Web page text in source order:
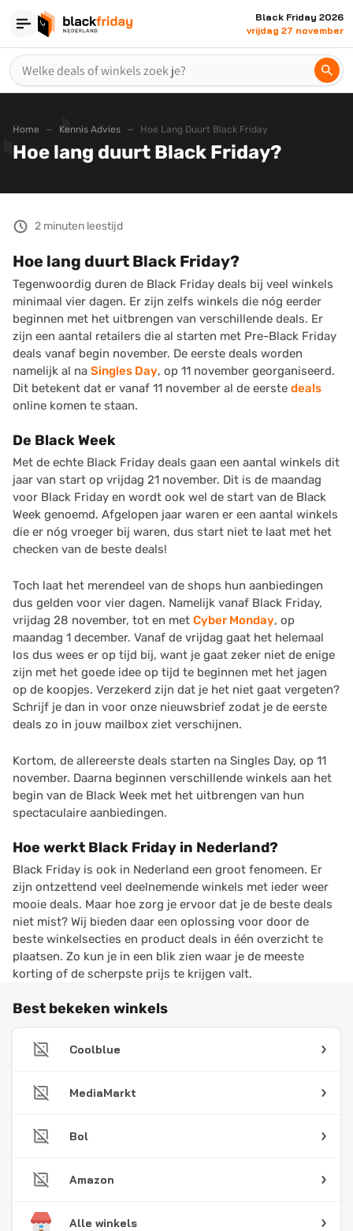
Black Friday 2026
vrijdag 27 november
Home Kennis Advies Hoe Lang Duurt Black Friday
Hoe lang duurt Black Friday?
2 minuten leestijd
Hoe lang duurt Black Friday?
Tegenwoordig duren de Black Friday deals bij veel winkels
minimaal vier dagen. Er zijn zelfs winkels die nóg eerder
beginnen met het uitbrengen van verschillende deals. Er
zijn een aantal retailers die al starten met Pre-Black Friday
deals vanaf begin november. De eerste deals worden
namelijk al na Singles Day, op 11 november georganiseerd.
Dit betekent dat er vanaf 11 november al de eerste deals
online komen te staan.
De Black Week
Met de echte Black Friday deals gaan een aantal winkels dit
jaar van start op vrijdag 21 november. Dit is de maandag
voor Black Friday en wordt ook wel de start van de Black
Week genoemd. Afgelopen jaar waren er een aantal winkels
die er nóg vroeger bij waren, dus start niet te laat met het
checken van de beste deals!
Toch laat het merendeel van de shops hun aanbiedingen
dus gelden voor vier dagen. Namelijk vanaf Black Friday,
vrijdag 28 november, tot en met Cyber Monday, op
maandag 1 december. Vanaf de vrijdag gaat het helemaal
los dus wees er op tijd bij, want je gaat zeker niet de enige
zijn met het goede idee op tijd te beginnen met het jagen
op de koopjes. Verzekerd zijn dat je het niet gaat vergeten?
Schrijf je dan in voor onze nieuwsbrief zodat je de eerste
deals zo in jouw mailbox ziet verschijnen.
Kortom, de allereerste deals starten na Singles Day, op 11
november. Daarna beginnen verschillende winkels aan het
begin van de Black Week met het uitbrengen van hun
spectaculaire aanbiedingen.
Hoe werkt Black Friday in Nederland?
Black Friday is ook in Nederland een groot fenomeen. Er
zijn ontzettend veel deelnemende winkels met ieder weer
mooie deals. Maar hoe zorg je ervoor dat je de beste deals
niet mist? Wij bieden daar een oplossing voor door de
beste winkelsecties en product deals in één overzicht te
plaatsen. Zo kun je in een blik zien waar je de meeste
korting of de scherpste prijs te krijgen valt.
Best bekeken winkels
Coolblue
MediaMarkt
Bol
Amazon
Alle winkels